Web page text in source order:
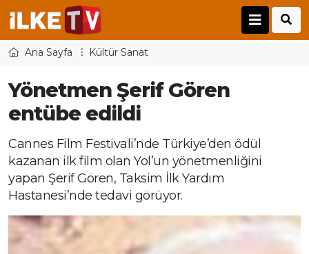
Ana Sayfa Kültür Sanat
Yönetmen Şerif Gören
entübe edildi
Cannes Film Festivali’nde Türkiye’den ödül
kazanan ilk film olan Yol’un yönetmenliğini
yapan Şerif Gören, Taksim İlk Yardım
Hastanesi’nde tedavi görüyor.